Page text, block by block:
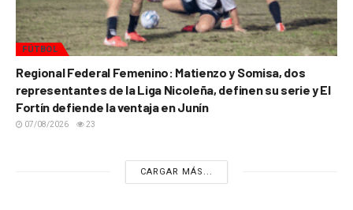
FÚTBOL
Regional Federal Femenino: Matienzo y Somisa, dos
representantes de la Liga Nicoleña, definen su serie y El
Fortín defiende la ventaja en Junín
07/08/2026 23
CARGAR MÁS...